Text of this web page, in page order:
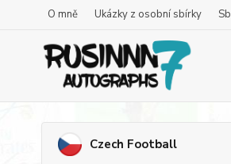
O mně Ukázky z osobní sbírky
Czech Football